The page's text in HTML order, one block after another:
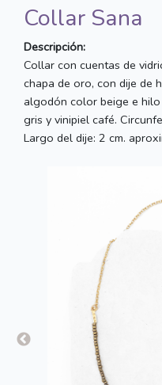
Collar Sana
Descripción:
Collar con cuentas de
chapa de oro, con dije de
algodón color beige e
gris y vinipiel café.
Largo del dije: 2 cm.